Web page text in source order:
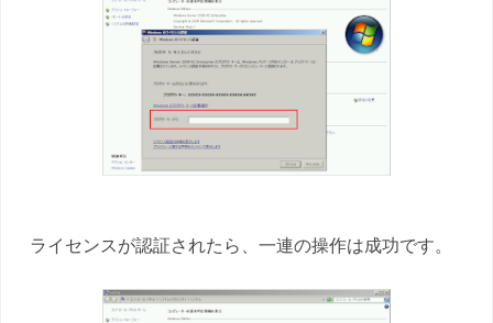
ライセンスが認証されたら、一連の操作は成功です。